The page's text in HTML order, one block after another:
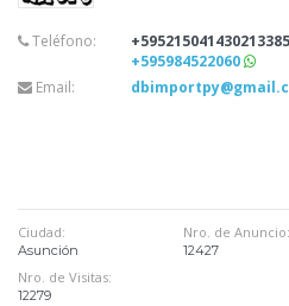
Teléfono:
+595984522060
Email:
Ciudad:
Asunción
Nro. de Anuncio:
12427
Nro. de Visitas:
12279